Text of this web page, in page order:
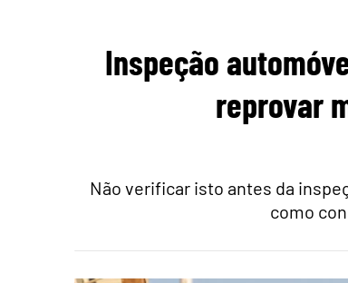
Inspeção
reprovar
Não verificar isto antes da
como